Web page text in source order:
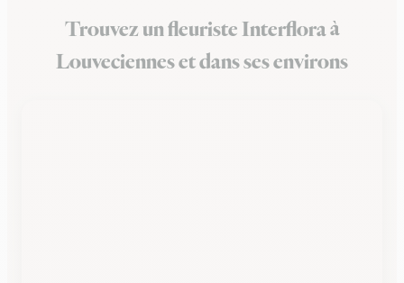
Trouvez un fleuriste Interflora à
Louveciennes et dans ses environs